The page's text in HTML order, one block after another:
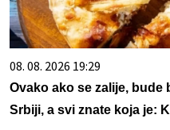
08. 08. 2026 19:29
Ovako ako se zalije,
Srbiji, a svi znate koja je: